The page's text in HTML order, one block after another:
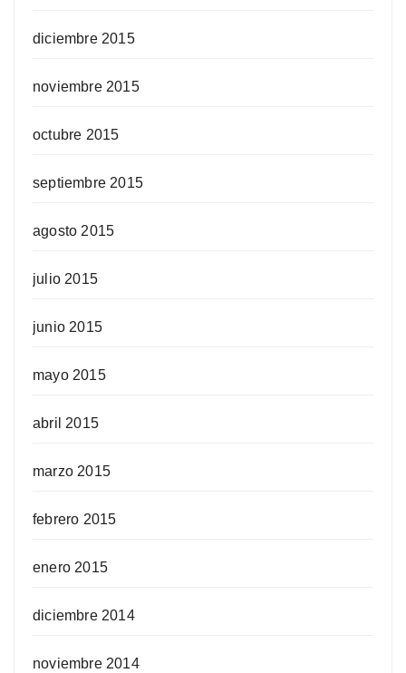
diciembre 2015
noviembre 2015
octubre 2015
septiembre 2015
agosto 2015
julio 2015
junio 2015
mayo 2015
abril 2015
marzo 2015
febrero 2015
enero 2015
diciembre 2014
noviembre 2014